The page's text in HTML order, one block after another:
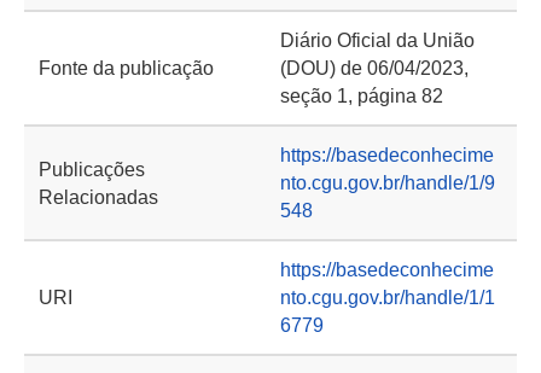
Fonte da publicação
Diário Oficial da União
(DOU) de 06/04/2023,
seção 1, página 82
Publicações
Relacionadas
https://basedeconhecime
nto.cgu.gov.br/handle/1/9
548
URI
https://basedeconhecime
nto.cgu.gov.br/handle/1/1
6779